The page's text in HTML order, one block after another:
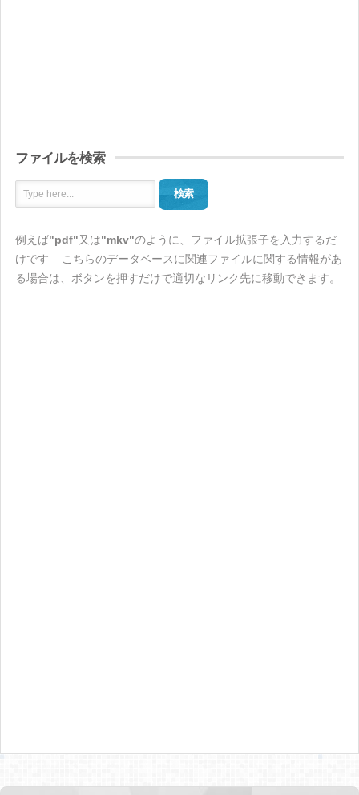
ファイルを検索
検索
例えば"pdf"又は"mkv"のように、ファイル拡張子を入力するだ
けです – こちらのデータベースに関連ファイルに関する情報があ
る場合は、ボタンを押すだけで適切なリンク先に移動できます。